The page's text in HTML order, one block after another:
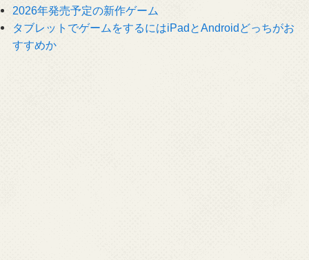
2026年発売予定の新作ゲーム
タブレットでゲームをするにはiPadとAndroidどっちがお
すすめか